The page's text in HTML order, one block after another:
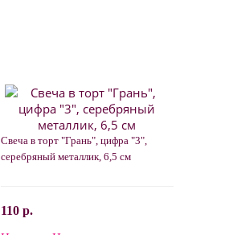
Свеча в торт "Грань", цифра "3",
серебряный металлик, 6,5 см
110 р.